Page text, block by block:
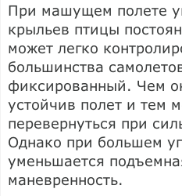
При машущем полете
крыльев птицы
может легко
большинства
фиксированный. Чем
устойчив полет и тем
перевернуться при
Однако при большем
уменьшается
маневренность.